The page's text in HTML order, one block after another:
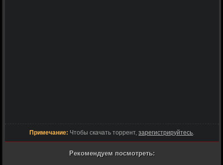
Примечание: Чтобы скачать торрент,зарегистрируйтесь.
Рекомендуем посмотреть: